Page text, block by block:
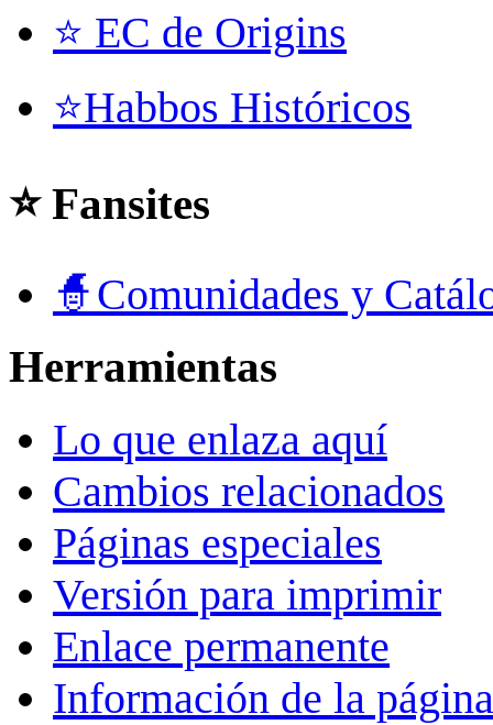
⭐ EC de Origins
⭐Habbos Históricos
⭐ Fansites
🧙Comunidades y
Herramientas
Lo que enlaza aquí
Cambios relacionados
Páginas especiales
Versión para imprimir
Enlace permanente
Información de la página